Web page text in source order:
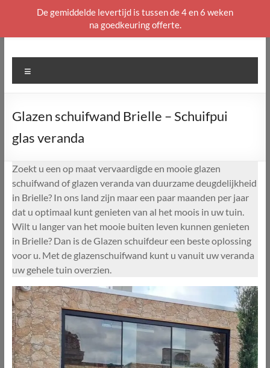
naar
Glazen schuifwand Brielle – Schuifpui
glas veranda
Zoekt u een op maat vervaardigde en mooie glazen
schuifwand of glazen veranda van duurzame deugdelijkheid
in Brielle? In ons land zijn maar een paar maanden per jaar
dat u optimaal kunt genieten van al het moois in uw tuin.
Wilt u langer van het mooie buiten leven kunnen genieten
in Brielle? Dan is de Glazen schuifdeur een beste oplossing
voor u. Met de glazenschuifwand kunt u vanuit uw veranda
uw gehele tuin overzien.
De gemiddelde levertijd is tussen de 4 en 6 weken
na goedkeuring offerte.